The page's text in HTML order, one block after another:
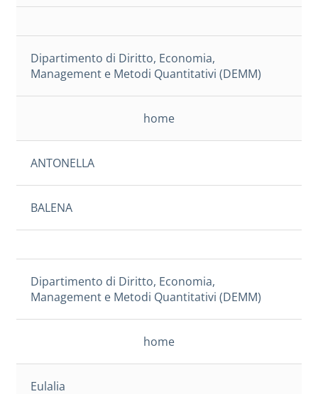
Dipartimento di Diritto, Economia,
Management e Metodi Quantitativi (DEMM)
home
ANTONELLA
BALENA
Dipartimento di Diritto, Economia,
Management e Metodi Quantitativi (DEMM)
home
Eulalia